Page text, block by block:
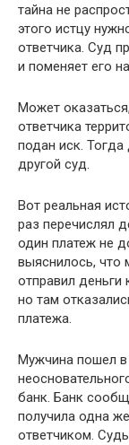
тайна не
этого истцу
ответчика. Суд
и поменяет его
Может
ответчика
подан иск.
другой суд.
Вот реальная
раз перечислял
один платеж не
выяснилось, что
отправил деньги
но там
платежа.
Мужчина пошел
банк. Банк
получила одна
ответчиком.